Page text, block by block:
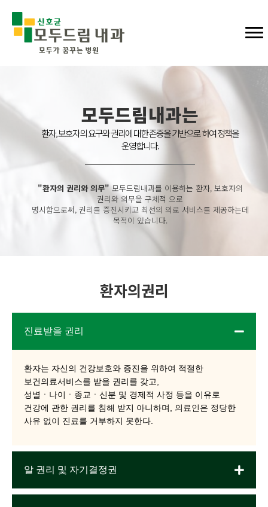
모두드림내과는
환자, 보호자의 요구와 권리에 대한 존중을 기반으로 하여 정책을
운영합니다.
"환자의 권리와 의무"모두드림내과를 이용하는 환자, 보호자의
권리와 의무을 구체적 으로
명시함으로써, 권리를 증진시키고 최선의 의료 서비스를 제공하는데
목적이 있습니다.
환자의권리
진료받을 권리
환자는 자신의 건강보호와 증진을 위하여 적절한
보건의료서비스를 받을 권리를 갖고,
성별ㆍ나이ㆍ종교ㆍ신분 및 경제적 사정 등을 이유로
건강에 관한 권리를 침해 받지 아니하며, 의료인은 정당한
사유 없이 진료를 거부하지 못한다.
알 권리 및 자기결정권